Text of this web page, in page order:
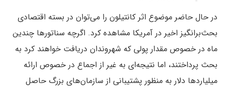
در حال حاضر موضوع اثر کانتیلون را می‌توان در بسته اقتصادی
بحث‌برانگیز اخیر در آمریکا مشاهده کرد. اگرچه سناتورها چندین
ماه در خصوص مقدار پولی که شهروندان دریافت خواهند کرد به
بحث پرداختند، اما نتیجه‌ای به غیر از اجماع در خصوص ارائه
میلیاردها دلار به منظور پشتیبانی از سازمان‌های بزرگ حاصل